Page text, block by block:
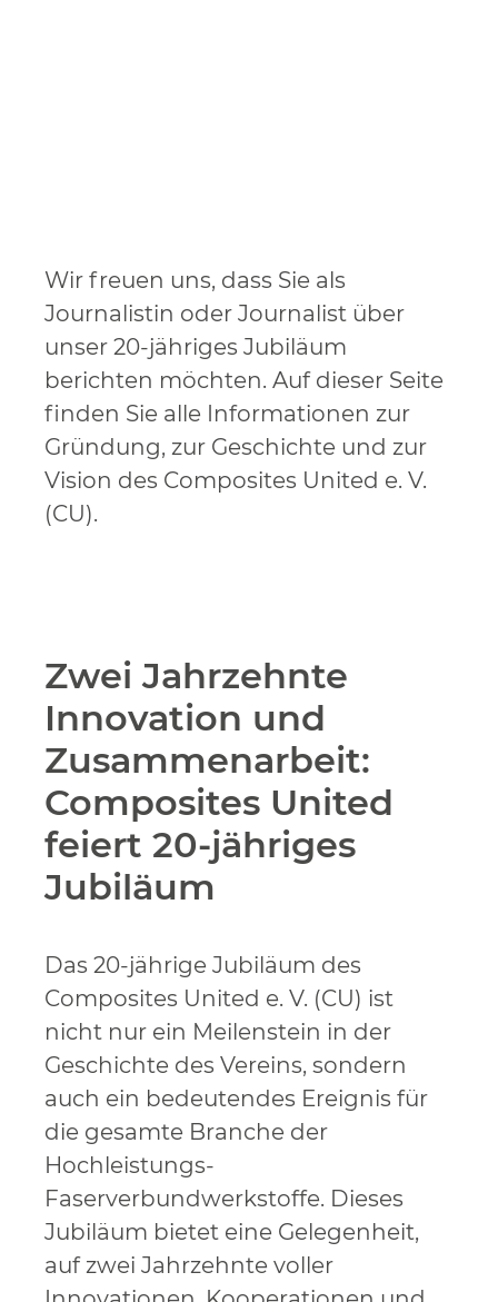
Wir freuen uns, dass Sie als
Journalistin oder Journalist über
unser 20-jähriges Jubiläum
berichten möchten. Auf dieser Seite
finden Sie alle Informationen zur
Gründung, zur Geschichte und zur
Vision des Composites United e. V.
(CU).
Zwei Jahrzehnte
Innovation und
Zusammenarbeit:
Composites United
feiert 20-jähriges
Jubiläum
Das 20-jährige Jubiläum des
Composites United e. V. (CU) ist
nicht nur ein Meilenstein in der
Geschichte des Vereins, sondern
auch ein bedeutendes Ereignis für
die gesamte Branche der
Hochleistungs-
Faserverbundwerkstoffe. Dieses
Jubiläum bietet eine Gelegenheit,
auf zwei Jahrzehnte voller